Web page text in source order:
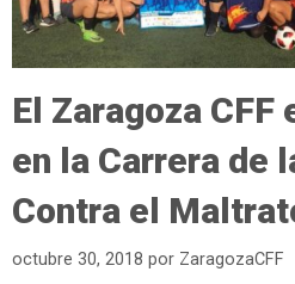
El Zaragoza
en la Carrera de
Contra el
octubre 30, 2018 por ZaragozaCFF